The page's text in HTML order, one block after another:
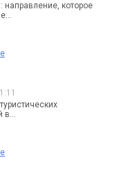
направление, которое
в...